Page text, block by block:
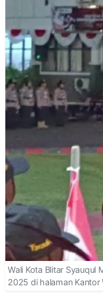
Wali Kota Blitar Syauqul
2025 di halaman Kantor